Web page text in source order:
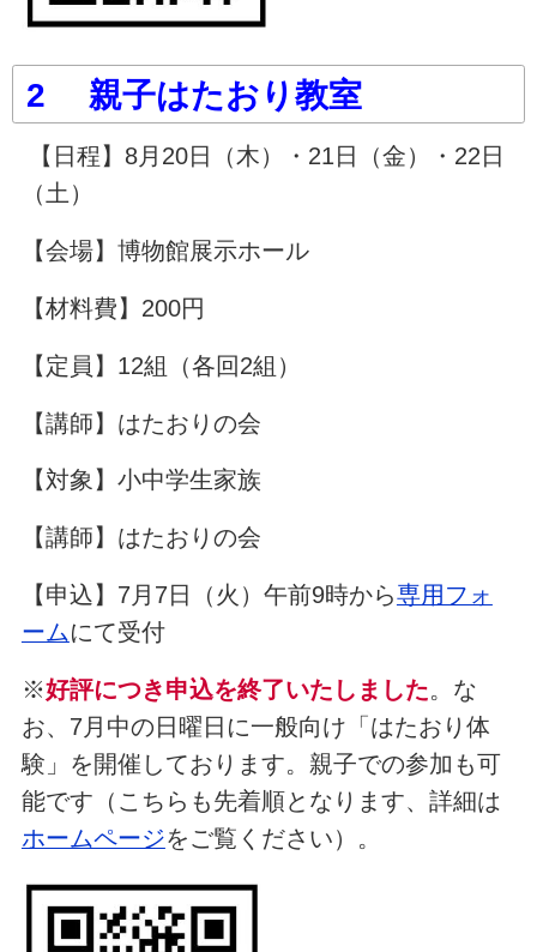
2 親子はたおり教室
【日程】8月20日（木）・21日（金）・22日
（土）
【会場】博物館展示ホール
【材料費】200円
【定員】12組（各回2組）
【講師】はたおりの会
【対象】小中学生家族
【講師】はたおりの会
【申込】7月7日（火）午前9時から専用フォ
ームにて受付
※好評につき申込を終了いたしました。な
お、7月中の日曜日に一般向け「はたおり体
験」を開催しております。親子での参加も可
能です（こちらも先着順となります、詳細は
ホームページをご覧ください）。